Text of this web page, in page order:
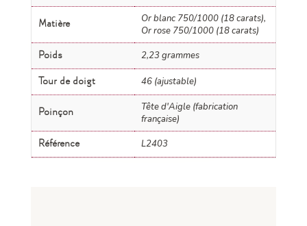
Matière
Or blanc 750/1000 (18 carats),
Or rose 750/1000 (18 carats)
Poids 2,23 grammes
Tour de doigt 46 (ajustable)
Poinçon
Tête d'Aigle (fabrication
française)
Référence L2403